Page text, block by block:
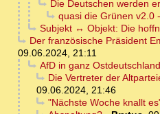
Die Deutschen werden
quasi die Grünen v2.0
Subjekt ↔ Objekt: Die
Der französische Präsident
09.06.2024, 21:11
AfD in ganz
Die Vertreter der
09.06.2024, 21:46
"Nächste Woche knallt